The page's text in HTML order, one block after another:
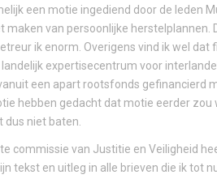
een motie ingediend door de leden
maken van persoonlijke
ik enorm. Overigens vind ik wel
expertisecentrum voor
een apart rootsfonds gefinancierd
hebben gedacht dat motie eerder
niet baten.
commissie van Justitie en Veiligheid
tekst en uitleg in alle brieven die ik tot